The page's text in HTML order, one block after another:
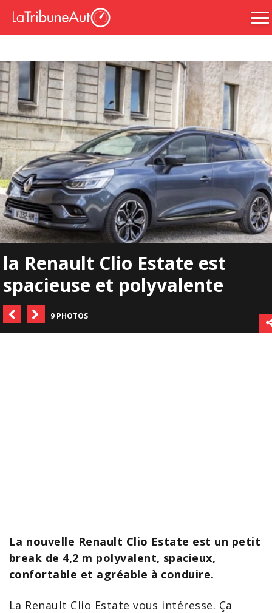
la Renault Clio Estate est
spacieuse et polyvalente
9 PHOTOS
La nouvelle Renault Clio Estate est un petit
break de 4,2 m polyvalent, spacieux,
confortable et agréable à conduire.
La Renault Clio Estate vous intéresse. Ça